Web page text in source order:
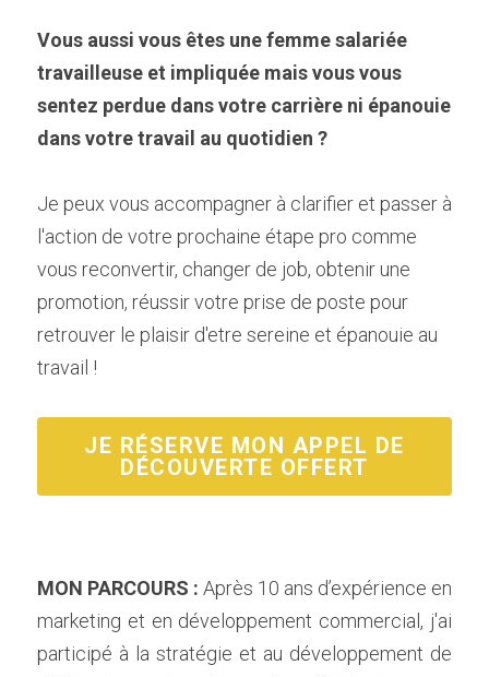
Vous aussi vous êtes une femme salariée
travailleuse et impliquée maisvous vous
sentez perdue dans votre carrière ni épanouie
dans votre travail au quotidien ?
Je peux vous accompagner à clarifier et passer à
l'action de votre prochaine étape pro comme
vous reconvertir, changer de job, obtenir une
promotion, réussir votre prise de poste pour
retrouver le plaisir d'etre sereine et épanouie au
travail !
JE RÉSERVE MON APPEL DE
DÉCOUVERTE OFFERT
MON PARCOURS : Après 10 ans d’expérience en
marketing et en développement commercial, j'ai
participé à la stratégie et au développement de